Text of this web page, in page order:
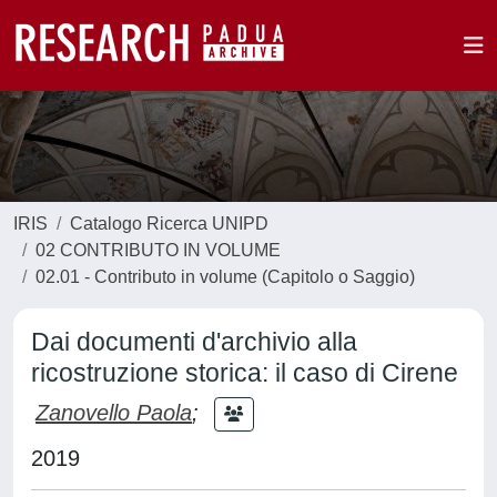
IRIS
Catalogo Ricerca UNIPD
02 CONTRIBUTO IN VOLUME
02.01 - Contributo in volume (Capitolo o Saggio)
Dai documenti d'archivio alla
ricostruzione storica: il caso di Cirene
Zanovello Paola;
2019